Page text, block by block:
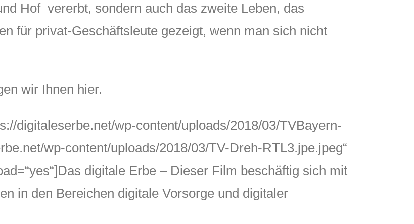
Hof vererbt, sondern auch das zweite Leben, das
für privat-Geschäftsleute gezeigt, wenn man sich nicht
wir Ihnen hier.
digitaleserbe.net/wp-content/uploads/2018/03/TVBayern-
wp-content/uploads/2018/03/TV-Dreh-RTL3.jpe.jpeg“
digitale Erbe – Dieser Film beschäftig sich mit
in den Bereichen digitale Vorsorge und digitaler